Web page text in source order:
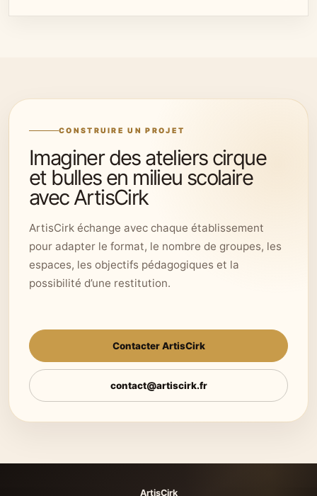
CONSTRUIRE UN PROJET
Imaginer des ateliers cirque
et bulles en milieu scolaire
avec ArtisCirk
ArtisCirk échange avec chaque établissement
pour adapter le format, le nombre de groupes, les
espaces, les objectifs pédagogiques et la
possibilité d’une restitution.
Contacter ArtisCirk
contact@artiscirk.fr
ArtisCirk